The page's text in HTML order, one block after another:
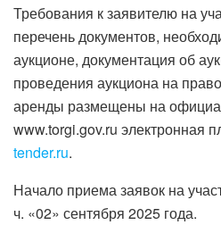
Требования к заявителю на
перечень документов,
аукционе, документация об
проведения аукциона на
аренды размещены на
www.torgi.gov.ru электронная
tender.ru.
Начало приема заявок на
ч. «02» сентября 2025 года.